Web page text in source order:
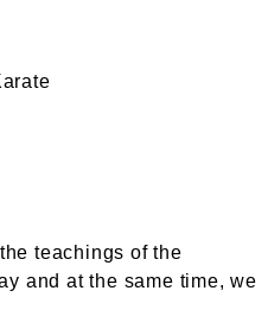
teachings of the
and at the same time, we